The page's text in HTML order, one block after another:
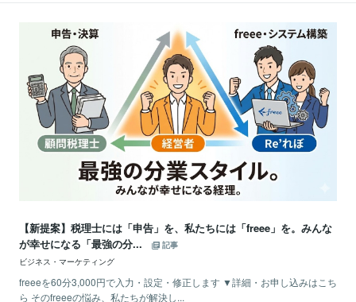
【新提案】税理士には「申告」を、私たちには「freee」を。みんな
が幸せになる「最強の分...
記事
ビジネス・マーケティング
freeeを60分3,000円で入力・設定・修正します ▼詳細・お申し込みはこち
ら そのfreeeの悩み、私たちが解決し...